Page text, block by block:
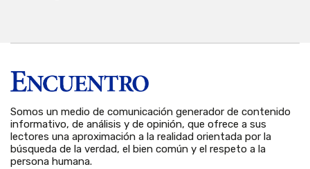
Somos un medio de comunicación generador de contenido
informativo, de análisis y de opinión, que ofrece a sus
lectores una aproximación a la realidad orientada por la
búsqueda de la verdad, el bien común y el respeto a la
persona humana.